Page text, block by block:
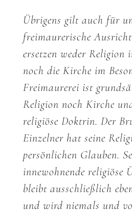
Übrigens gilt auch für
freimaurerische
ersetzen weder Religion
noch die Kirche im
Freimaurerei ist
Religion noch Kirche
religiöse Doktrin. Der
Einzelner hat seine
persönlichen Glauben.
innewohnende religiöse
bleibt ausschließlich
und wird niemals und